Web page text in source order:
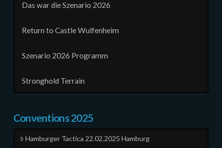
Das war die Szenario 2026
Return to Castle Wulfenheim
Szenario 2026 Programm
Stronghold Terrain
Conventions 2025
Hamburger Tactica 22.02.2025 Hamburg